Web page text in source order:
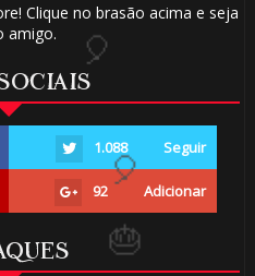
Clique no brasão acima e seja
amigo.
1.088 Seguir
92 Adicionar